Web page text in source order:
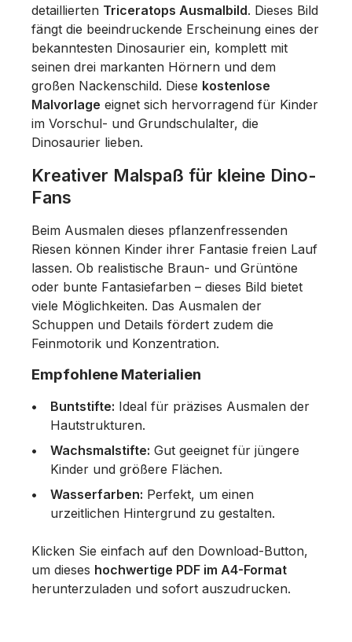
detaillierten Triceratops Ausmalbild. Dieses Bild
fängt die beeindruckende Erscheinung eines der
bekanntesten Dinosaurier ein, komplett mit
seinen drei markanten Hörnern und dem
großen Nackenschild. Diese kostenlose
Malvorlage eignet sich hervorragend für Kinder
im Vorschul- und Grundschulalter, die
Dinosaurier lieben.
Kreativer Malspaß für kleine Dino-
Fans
Beim Ausmalen dieses pflanzenfressenden
Riesen können Kinder ihrer Fantasie freien Lauf
lassen. Ob realistische Braun- und Grüntöne
oder bunte Fantasiefarben – dieses Bild bietet
viele Möglichkeiten. Das Ausmalen der
Schuppen und Details fördert zudem die
Feinmotorik und Konzentration.
Empfohlene Materialien
Buntstifte: Ideal für präzises Ausmalen der
Hautstrukturen.
Wachsmalstifte: Gut geeignet für jüngere
Kinder und größere Flächen.
Wasserfarben: Perfekt, um einen
urzeitlichen Hintergrund zu gestalten.
Klicken Sie einfach auf den Download-Button,
um dieses hochwertige PDF im A4-Format
herunterzuladen und sofort auszudrucken.